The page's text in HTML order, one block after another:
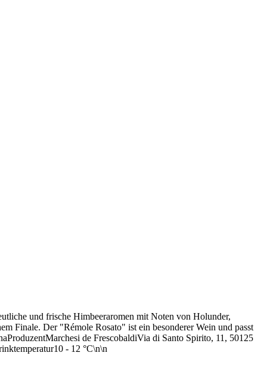
und frische Himbeeraromen mit Noten von Holunder,
Finale. Der "Rémole Rosato" ist ein besonderer Wein und passt
de FrescobaldiVia di Santo Spirito, 11, 50125
- 12 °C\n\n